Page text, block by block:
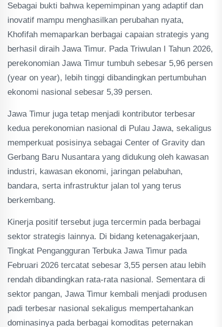
Sebagai bukti bahwa kepemimpinan yang adaptif dan
inovatif mampu menghasilkan perubahan nyata,
Khofifah memaparkan berbagai capaian strategis yang
berhasil diraih Jawa Timur. Pada Triwulan I Tahun 2026,
perekonomian Jawa Timur tumbuh sebesar 5,96 persen
(year on year), lebih tinggi dibandingkan pertumbuhan
ekonomi nasional sebesar 5,39 persen.
Jawa Timur juga tetap menjadi kontributor terbesar
kedua perekonomian nasional di Pulau Jawa, sekaligus
memperkuat posisinya sebagai Center of Gravity dan
Gerbang Baru Nusantara yang didukung oleh kawasan
industri, kawasan ekonomi, jaringan pelabuhan,
bandara, serta infrastruktur jalan tol yang terus
berkembang.
Kinerja positif tersebut juga tercermin pada berbagai
sektor strategis lainnya. Di bidang ketenagakerjaan,
Tingkat Pengangguran Terbuka Jawa Timur pada
Februari 2026 tercatat sebesar 3,55 persen atau lebih
rendah dibandingkan rata-rata nasional. Sementara di
sektor pangan, Jawa Timur kembali menjadi produsen
padi terbesar nasional sekaligus mempertahankan
dominasinya pada berbagai komoditas peternakan